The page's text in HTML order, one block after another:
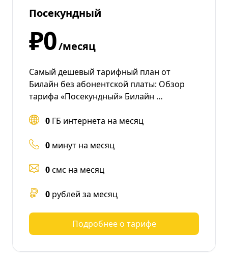
Посекундный
₽0/месяц
Самый дешевый тарифный план от
Билайн без абонентской платы: Обзор
тарифа «Посекундный» Билайн …
0 ГБ интернета на месяц
0 минут на месяц
0смс на месяц
0 рублей за месяц
Подробнее о тарифе